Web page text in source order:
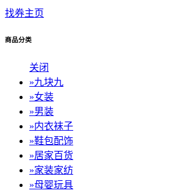
找券主页
商品分类
关闭
»九块九
»女装
»男装
»内衣袜子
»鞋包配饰
»居家百货
»家装家纺
»母婴玩具